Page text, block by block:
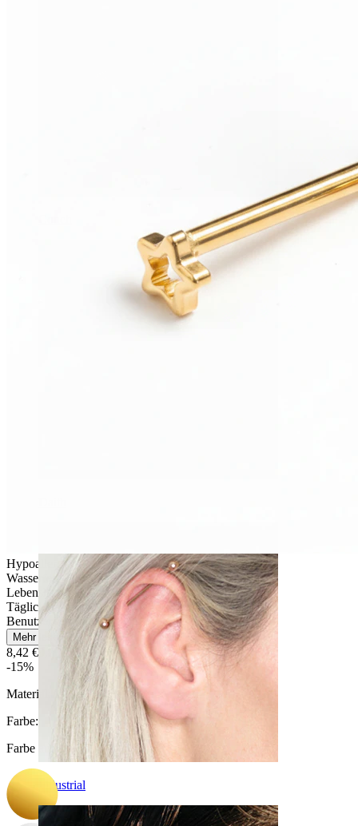
Industrial
Hypoallergen
Wasserfest
Lebenslange Haltbarkeit
Tägliches Tragen
Benutzerfreundlich
Mehr lesen
8,42 € 9,90 €
-15%
Material:
Titanium
Farbe:
Farbe auswählen